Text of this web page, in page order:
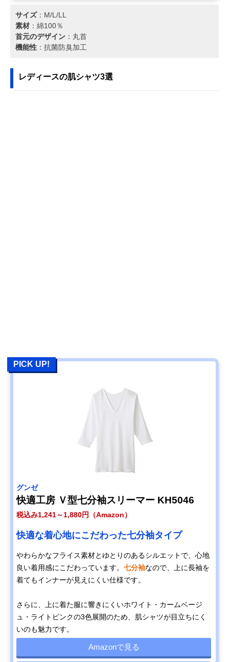
サイズ：M/L/LL
素材 ：綿100％
首元のデザイン ：丸首
機能性 ：抗菌防臭加工
レディースの肌シャツ3選
PICK UP!
グンゼ
快適工房 Ｖ型七分袖スリーマー KH5046
税込み1,241～1,880円（Amazon）
快適な着心地にこだわった七分袖タイプ
やわらかなフライス素材とゆとりのあるシルエットで、心地
良い着用感にこだわっています。 七分袖なので、上に長袖を
着てもインナーが見えにくい仕様です。
さらに、上に着た服に響きにくいホワイト・カームベージ
ュ・ライトピンクの3色展開のため、肌シャツが目立ちにく
いのも魅力です。
Amazonで見る